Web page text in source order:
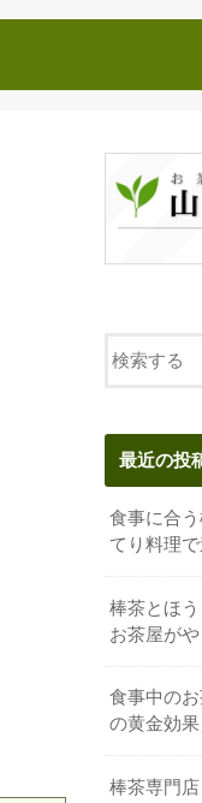
最近の投
食事に合
てり料理
棒茶とほ
お茶屋が
食事中の
の黄金効果
棒茶専門